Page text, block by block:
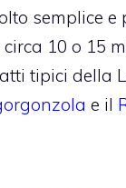
semplice e
10 o 15
tipici della
e il